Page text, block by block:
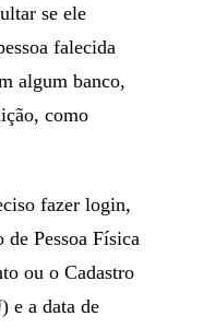
se ele
falecida
algum banco,
como
fazer login,
Pessoa Física
ou o Cadastro
e a data de